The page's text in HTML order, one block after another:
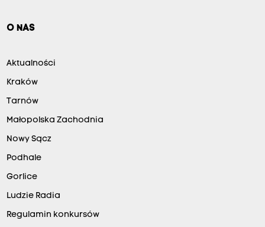
O NAS
Aktualności
Kraków
Tarnów
Małopolska Zachodnia
Nowy Sącz
Podhale
Gorlice
Ludzie Radia
Regulamin konkursów